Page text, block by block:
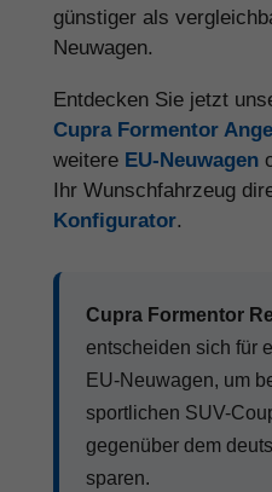
günstiger als
Neuwagen.
Entdecken Sie jetzt
Cupra Formentor
weitere EU-Neuwagen
Ihr Wunschfahrzeug
Konfigurator.
Cupra Formentor
entscheiden sich für
EU-Neuwagen, um
sportlichen SUV-
gegenüber dem
sparen.